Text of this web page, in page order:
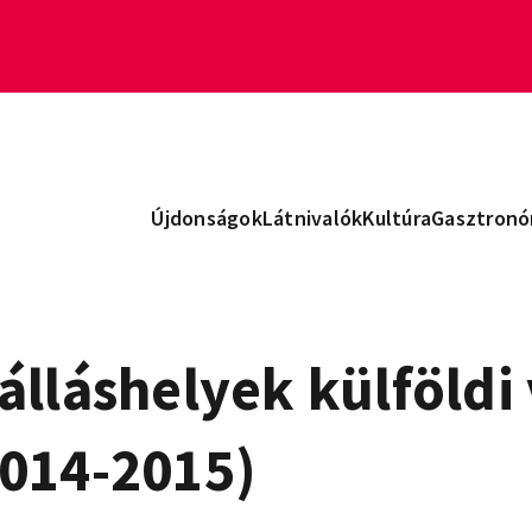
ÚjdonságokLátnivalókKultúra
2015)